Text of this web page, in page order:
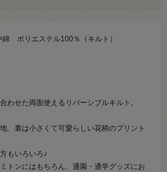
ポリエステル100％（キルト）
わせた両面使えるリバーシブルキルト。
、裏は小さくて可愛らしい花柄のプリント
もいろいろ♪
トンにはもちろん、通園・通学グッズにお